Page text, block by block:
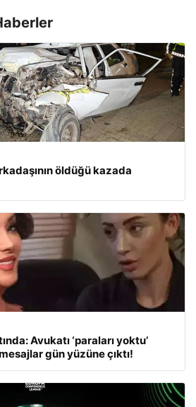
öldüğü kazada
Avukatı ‘paraları yoktu’
gün yüzüne çıktı!